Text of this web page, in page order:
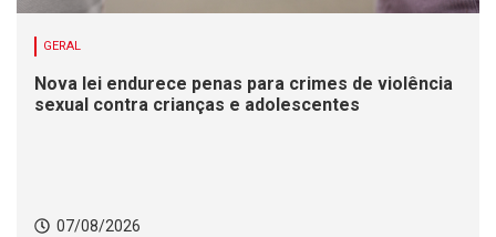
GERAL
Nova lei endurece penas para crimes de violência
sexual contra crianças e adolescentes
07/08/2026